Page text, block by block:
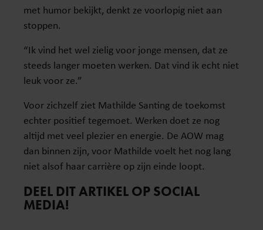
met humor bekijkt, denkt ze voorlopig niet aan
stoppen.
“Ik vind het wel zielig voor jonge mensen, dat ze
steeds langer moeten werken. Dat vind ik echt niet
leuk voor ze.”
Voor zichzelf ziet Mathilde Santing de toekomst
echter positief tegemoet. Werken doet ze nog
altijd met veel plezier en energie. De AOW mag
dan binnen zijn, voor Mathilde voelt het nog lang
niet alsof haar carrière op zijn einde loopt.
DEEL DIT ARTIKEL OP SOCIAL
MEDIA!